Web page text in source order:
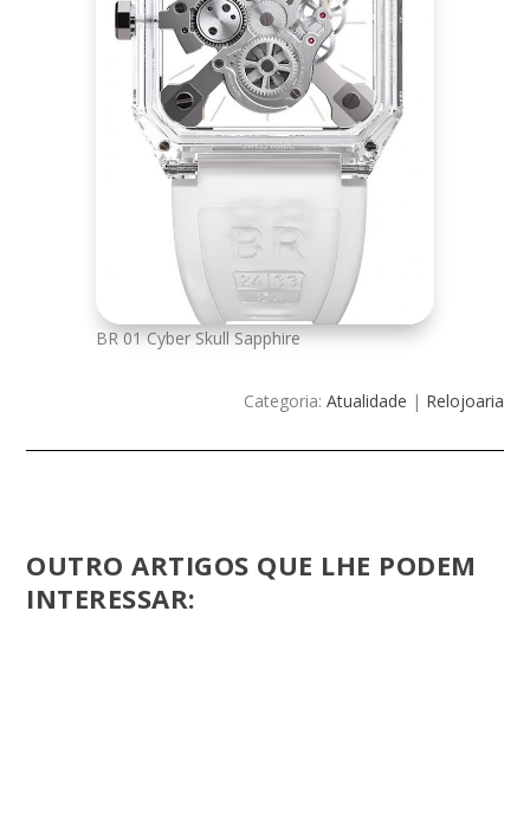
BR 01 Cyber Skull Sapphire
Categoria: Atualidade | Relojoaria
OUTRO ARTIGOS QUE LHE PODEM
INTERESSAR: